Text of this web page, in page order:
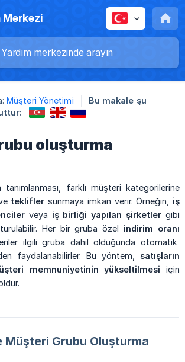
Mərkəzi
Müşteri Yönetimi
Bu makale şu
oluşturma
tanımlanması, farklı müşteri kategorilerine
teklifler sunmaya imkan verir. Örneğin, iş
veya iş birliği yapılan şirketler gibi
Her bir gruba özel indirim oranı
ilgili gruba dahil olduğunda otomatik
faydalanabilirler. Bu yöntem, satışların
memnuniyetinin yükseltilmesi için
Müşteri Grubu Oluşturma